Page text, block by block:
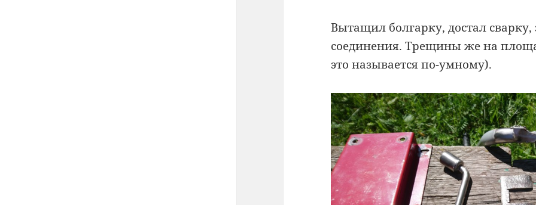
Вытащил болгарку, достал сварку,
соединения. Трещины же на
это называется по-умному).